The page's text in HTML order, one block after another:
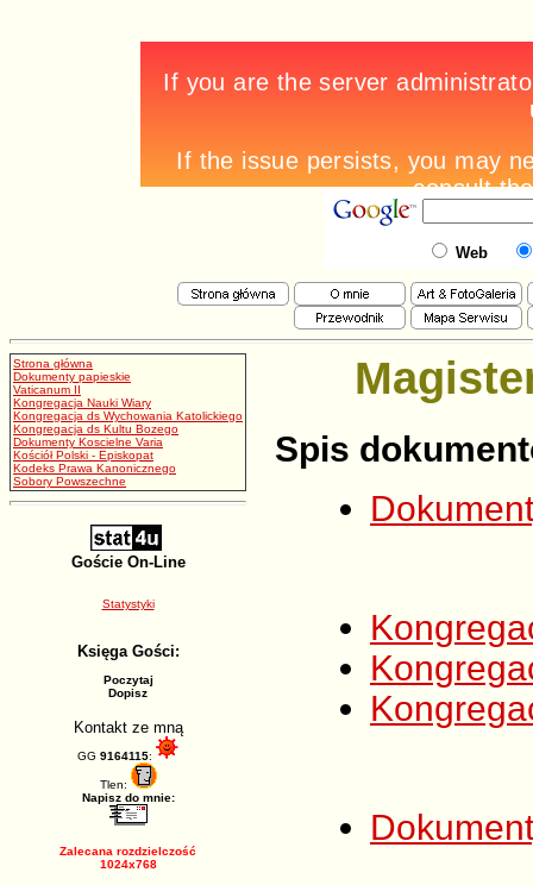
Web
Strona główna
Dokumenty papieskie
Vaticanum II
Kongregacja Nauki Wiary
Kongregacja ds Wychowania Katolickiego
Kongregacja ds Kultu Bozego
Dokumenty Koscielne Varia
Kościół Polski - Episkopat
Kodeks Prawa Kanonicznego
Sobory Powszechne
Goście On-Line
Statystyki
Księga Gości:
Poczytaj
Dopisz
Kontakt ze mną
GG 9164115:
Tlen:
Napisz do mnie:
Zalecana rozdzielczość
1024x768
Spis